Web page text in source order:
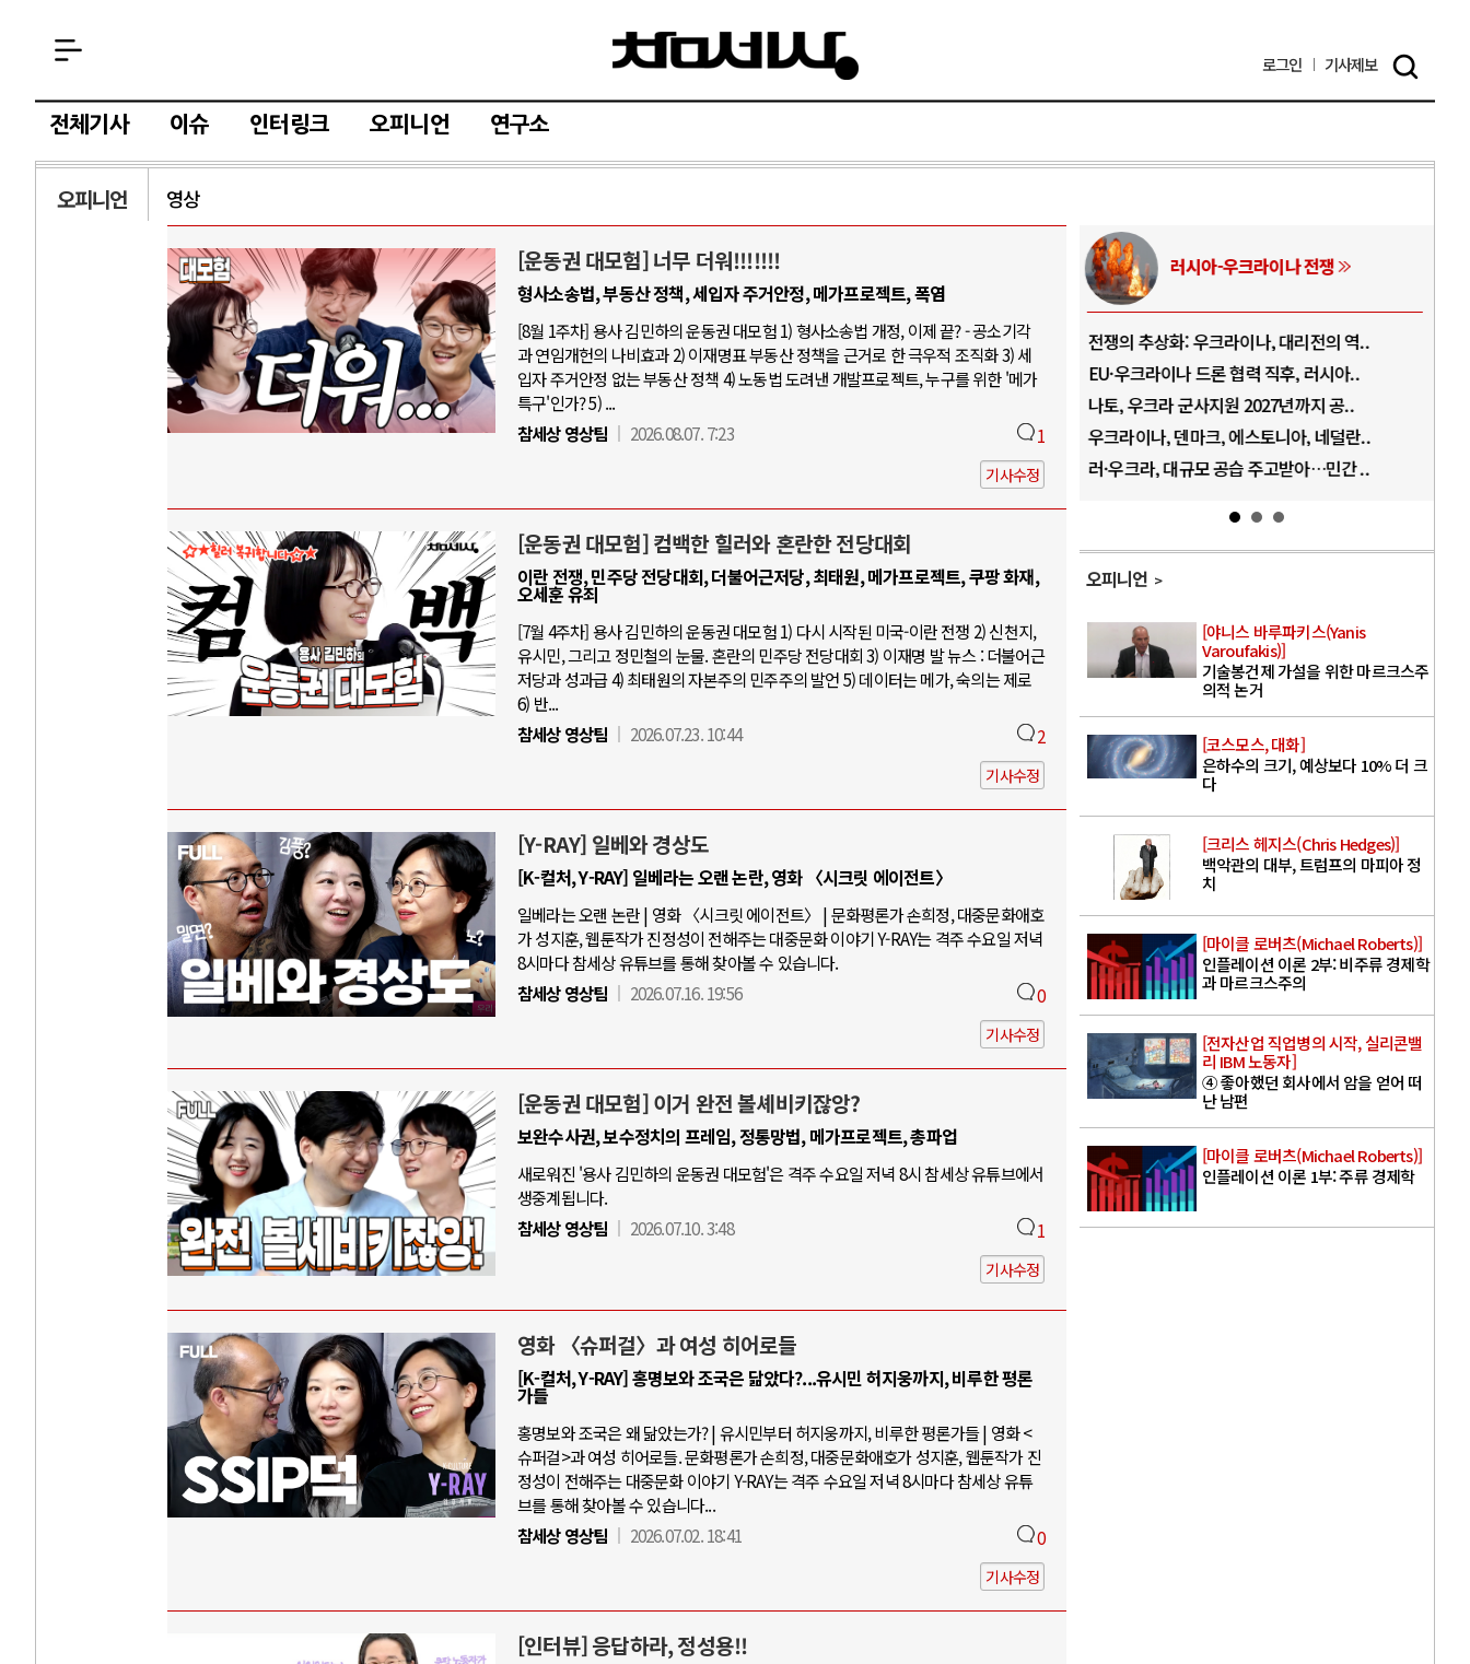
로그인 기사제보
전체기사 이슈 인터링크 오피니언 연구소
오피니언 영상
[운동권 대모험] 너무 더워!!!!!!!
형사소송법, 부동산 정책, 세입자 주거안정, 메가프로젝트, 폭염
[8월 1주차] 용사 김민하의 운동권 대모험 1) 형사소송법 개정, 이제 끝? - 공소기각
과 연임개헌의 나비효과 2) 이재명표 부동산 정책을 근거로 한 극우적 조직화 3) 세
입자 주거안정 없는 부동산 정책 4) 노동법 도려낸 개발프로젝트, 누구를 위한 '메가
특구'인가? 5) ...
참세상 영상팀
2026.08.07. 7:23 1
기사수정
[운동권 대모험] 컴백한 힐러와 혼란한 전당대회
이란 전쟁, 민주당 전당대회, 더불어근저당, 최태원, 메가프로젝트, 쿠팡 화재,
오세훈 유죄
[7월 4주차] 용사 김민하의 운동권 대모험 1) 다시 시작된 미국-이란 전쟁 2) 신천지,
유시민, 그리고 정민철의 눈물. 혼란의 민주당 전당대회 3) 이재명 발 뉴스 : 더불어근
저당과 성과급 4) 최태원의 자본주의 민주주의 발언 5) 데이터는 메가, 숙의는 제로
6) 반...
참세상 영상팀
2026.07.23. 10:44 2
기사수정
[Y-RAY] 일베와 경상도
[K-컬처, Y-RAY] 일베라는 오랜 논란, 영화 〈시크릿 에이전트〉
일베라는 오랜 논란 | 영화 〈시크릿 에이전트〉 | 문화평론가 손희정, 대중문화애호
가 성지훈, 웹툰작가 진정성이 전해주는 대중문화 이야기 Y-RAY는 격주 수요일 저녁
8시마다 참세상 유튜브를 통해 찾아볼 수 있습니다.
참세상 영상팀
2026.07.16. 19:56 0
기사수정
[운동권 대모험] 이거 완전 볼셰비키잖앙?
보완수사권, 보수정치의 프레임, 정통망법, 메가프로젝트, 총파업
새로워진 '용사 김민하의 운동권 대모험'은 격주 수요일 저녁 8시 참세상 유튜브에서
생중계됩니다.
참세상 영상팀
2026.07.10. 3:48 1
기사수정
영화 〈슈퍼걸〉과 여성 히어로들
[K-컬처, Y-RAY] 홍명보와 조국은 닮았다?...유시민 허지웅까지, 비루한 평론
가들
홍명보와 조국은 왜 닮았는가? | 유시민부터 허지웅까지, 비루한 평론가들 | 영화 <
슈퍼걸>과 여성 히어로들. 문화평론가 손희정, 대중문화애호가 성지훈, 웹툰작가 진
정성이 전해주는 대중문화 이야기 Y-RAY는 격주 수요일 저녁 8시마다 참세상 유튜
브를 통해 찾아볼 수 있습니다...
참세상 영상팀
2026.07.02. 18:41 0
기사수정
[인터뷰] 응답하라, 정성용!!
중국 AI, 저가 공세로 글로벌 토큰 시..
AI 국부펀드 구상 놓고 미국 진보진영 ..
AI의 숨은 환경 비용: 데이터센터 확산..
AI는 어떻게 미국 민주주의를 잠식하고 ..
러시아-우크라이나 전쟁
전쟁의 추상화: 우크라이나, 대리전의 역..
EU·우크라이나 드론 협력 직후, 러시아..
나토, 우크라 군사지원 2027년까지 공..
우크라이나, 덴마크, 에스토니아, 네덜란..
러·우크라, 대규모 공습 주고받아…민간 ..
오피니언
[야니스 바루파키스(Yanis
Varoufakis)]
기술봉건제 가설을 위한 마르크스주
의적 논거
[코스모스, 대화]
은하수의 크기, 예상보다 10% 더 크
다
[크리스 헤지스(Chris Hedges)]
백악관의 대부, 트럼프의 마피아 정
치
[마이클 로버츠(Michael Roberts)]
인플레이션 이론 2부: 비주류 경제학
과 마르크스주의
[전자산업 직업병의 시작, 실리콘밸
리 IBM 노동자]
④ 좋아했던 회사에서 암을 얻어 떠
난 남편
[마이클 로버츠(Michael Roberts)]
인플레이션 이론 1부: 주류 경제학